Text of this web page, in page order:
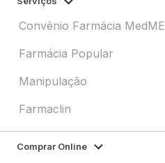
Convênio Farmácia MedME
Farmácia Popular
Manipulação
Farmaclin
Comprar Online